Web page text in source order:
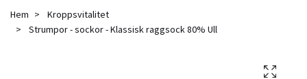
Hem
Kroppsvitalitet
Strumpor - sockor - Klassisk raggsock 80% Ull